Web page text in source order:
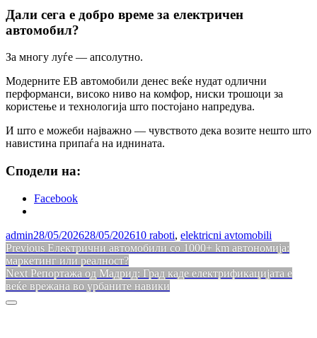
Дали сега е добро време за електричен
автомобил?
За многу луѓе — апсолутно.
Модерните ЕВ автомобили денес веќе нудат одлични
перформанси, високо ниво на комфор, ниски трошоци за
користење и технологија што постојано напредува.
И што е можеби најважно — чувството дека возите нешто што
навистина припаѓа на иднината.
Сподели на:
Facebook
admin28/05/202628/05/202610 raboti, elektricni avtomobili
Навигација
на
напис
Previous Previous
post:
Електрични автомобили со 1000+ km автономија:
маркетинг или реалност?
Next Next
post:
Репортажа од Мадрид: Град каде електрификацијата е
веќе врежана во урбаните навики
Sidebar